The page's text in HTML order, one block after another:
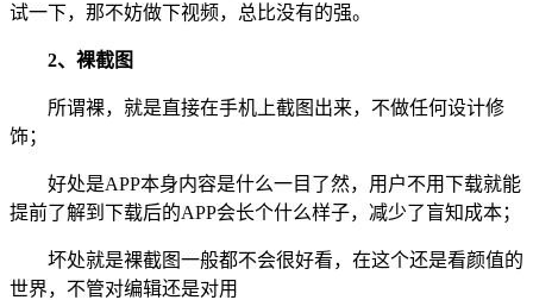
试一下，那不妨做下视频，总比没有的强。
2、裸截图
所谓裸，就是直接在手机上截图出来，不做任何设计修
饰；
好处是APP本身内容是什么一目了然，用户不用下载就能
提前了解到下载后的APP会长个什么样子，减少了盲知成本；
坏处就是裸截图一般都不会很好看，在这个还是看颜值的
世界，不管对编辑还是对用